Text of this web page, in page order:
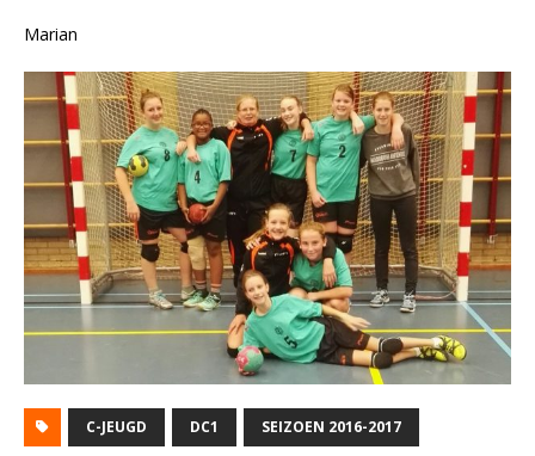
Marian
C-JEUGD DC1 SEIZOEN 2016-2017